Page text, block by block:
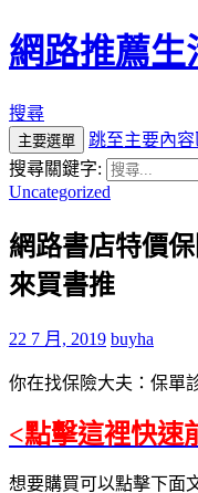
網路推薦生
搜尋
主要選單
跳至主要內容
搜尋關鍵字:
Uncategorized
網路書店特價
來買書推
22 7 月, 2019 buyha
你在找保險大夫：保單
<點擊這裡快速
想要購買可以點擊下面